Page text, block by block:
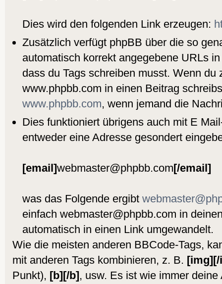
Dies wird den folgenden Link erzeugen:
Zusätzlich verfügt phpBB über die so
automatisch korrekt angegebene URLs
dass du Tags schreiben musst. Wenn du
www.phpbb.com in einen Beitrag
www.phpbb.com, wenn jemand die
Dies funktioniert übrigens auch mit E
entweder eine Adresse gesondert
[email]webmaster@phpbb.com[/email]
was das Folgende ergibt
einfach webmaster@phpbb.com in
automatisch in einen Link umgewandelt.
Wie die meisten anderen BBCode-Tags,
mit anderen Tags kombinieren, z. B.
Punkt), [b][/b], usw. Es ist wie immer